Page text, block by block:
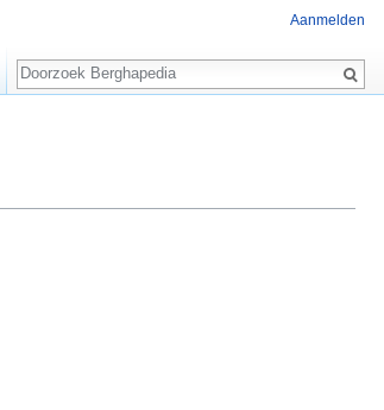
Aanmelden
Zoeken